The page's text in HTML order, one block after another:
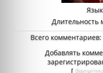
Язык
Длительность
Всего комментариев:
Добавлять
[